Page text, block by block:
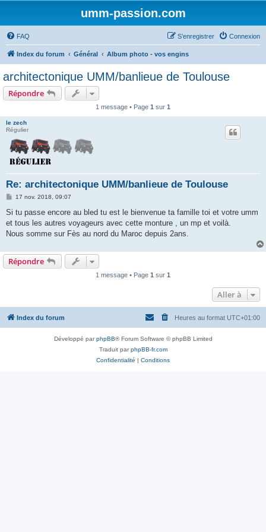
umm-passion.com
FAQ Connexion
S’enregistrer
Index du forum Général Album photo - vos engins
architectonique UMM/banlieue de Toulouse
Répondre
1 message • Page 1 sur 1
le zech
Régulier
Re: architectonique UMM/banlieue de Toulouse
M
s
a
g
17 nov. 2018, 09:07
Si tu passe encore au bled tu est le bienvenue ta famille toi et votre umm
et tous les autres voyageurs avec cette monture , un mp et voilà.
Nous somme sur Fès au nord du Maroc depuis 2ans.
Répondre
1 message • Page 1 sur 1
Aller à
Index du forum Heures au format UTC+01:00
Développé parphpBB® Forum Software © phpBB Limited
Traduit parphpBB-fr.com
Confidentialité | Conditions